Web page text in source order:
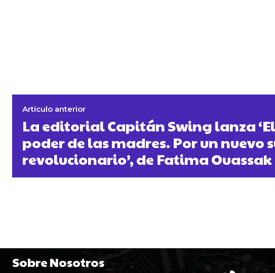
Artículo anterior
La editorial Capitán Swing lanza ‘El
poder de las madres. Por un nuevo
revolucionario’, de Fatima Ouassak
Sobre Nosotros